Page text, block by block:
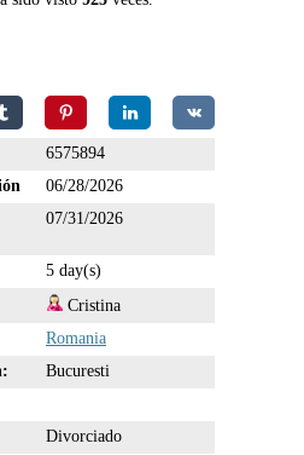
6575894
06/28/2026
07/31/2026
5 day(s)
Cristina
Romania
Bucuresti
Divorciado